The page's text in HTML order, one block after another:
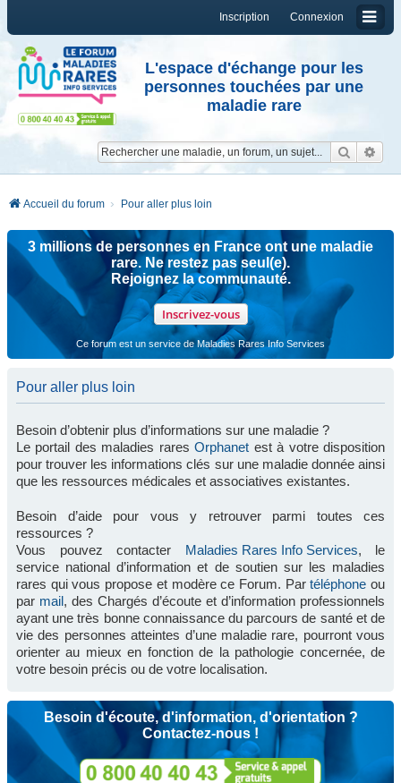
Connexion
Inscription
L'espace d'échange pour les
personnes touchées par une
maladie rare
Accueil du forum Pour aller plus loin
3 millions de personnes en France ont une maladie
rare. Ne restez pas seul(e).
Rejoignez la communauté.
Inscrivez-vous
Ce forum est un service de Maladies Rares Info Services
Pour aller plus loin
Besoin d’obtenir plus d’informations sur une maladie ?
Le portail des maladies raresOrphanet est à votre disposition
pour trouver les informations clés sur une maladie donnée ainsi
que les ressources médicales et associatives existantes.
Besoin d’aide pour vous y retrouver parmi toutes ces
ressources ?
Vous pouvez contacter Maladies Rares Info Services, le
service national d’information et de soutien sur les maladies
rares qui vous propose et modère ce Forum. Partéléphone ou
par mail, des Chargés d’écoute et d’information professionnels
ayant une très bonne connaissance du parcours de santé et de
vie des personnes atteintes d’une maladie rare, pourront vous
orienter au mieux en fonction de la pathologie concernée, de
votre besoin précis ou de votre localisation.
Besoin d'écoute, d'information, d'orientation ?
Contactez-nous !